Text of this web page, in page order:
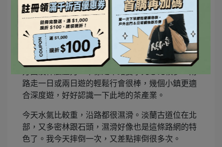
也因為可以在深坑和石碇補給、用餐，今天在補給
路走一日或兩日遊的輕鬆行會很棒，幾個小鎮更適
合深度遊，好好認識一下此地的茶產業。
今天水氣比較重，沿路都很濕滑。淡蘭古道位在北
部，又多密林跟石頭，濕滑好像也是這條路網的特
色了。我今天摔倒一次，又差點摔倒很多次。